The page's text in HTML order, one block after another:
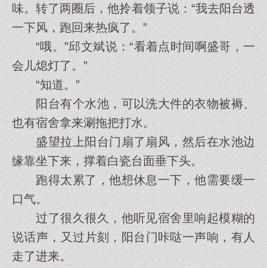
味。转了两圈后，他拎着领子说：“我去阳台透
一下风，跑回来热疯了。”
“哦。”邱文斌说：“看着点时间啊盛哥，一
会儿熄灯了。”
“知道。”
阳台有个水池，可以洗大件的衣物被褥、
也有宿舍拿来涮拖把打水。
盛望拉上阳台门扇了扇风，然后在水池边
缘靠坐下来，撑着白瓷台面垂下头。
跑得太累了，他想休息一下，他需要缓一
口气。
过了很久很久，他听见宿舍里响起模糊的
说话声，又过片刻，阳台门咔哒一声响，有人
走了进来。